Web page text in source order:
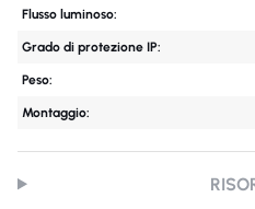
Flusso luminoso:
Grado di protezione IP:
Peso:
Montaggio: